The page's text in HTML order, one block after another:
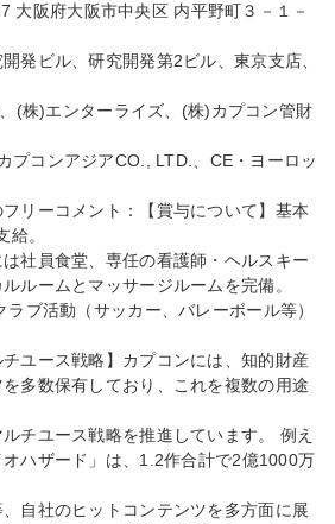
大阪府大阪市中央区 内平野町３－１－
発ビル、研究開発第2ビル、東京支店、
(株)エンターライズ、(株)カプコン管財
プコンアジアCO., LTD.、CE・ヨーロッ
リーコメント：【賞与について】基本
給。
は社員食堂、専任の看護師・ヘルスキー
ルームとマッサージルームを完備。
チユース戦略】カプコンには、知的財産
多数保有しており、これを複数の用途
チユース戦略を推進しています。 例え
ハザード」は、1.2作合計で2億1000万
自社のヒットコンテンツを多方面に展